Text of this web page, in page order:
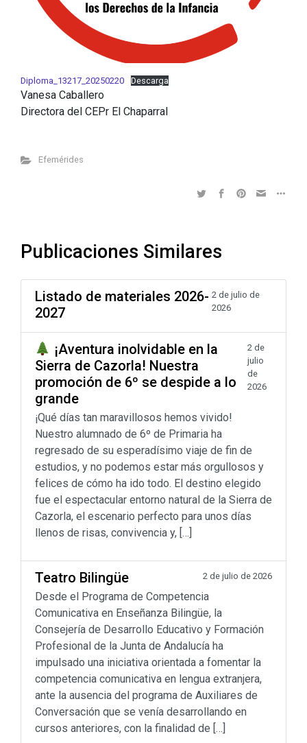
Diploma_13217_20250220 Descarga
Vanesa Caballero
Directora del CEPr El Chaparral
Efemérides
Publicaciones Similares
Listado de materiales 2026-
2027
2 de julio de
2026
¡Aventura inolvidable en la
Sierra de Cazorla! Nuestra
promoción de 6º se despide a lo
grande
2 de
julio
de
2026
¡Qué días tan maravillosos hemos vivido!
Nuestro alumnado de 6º de Primaria ha
regresado de su esperadísimo viaje de fin de
estudios, y no podemos estar más orgullosos y
felices de cómo ha ido todo. El destino elegido
fue el espectacular entorno natural de la Sierra de
Cazorla, el escenario perfecto para unos días
llenos de risas, convivencia y, […]
Teatro Bilingüe 2 de julio de 2026
Desde el Programa de Competencia
Comunicativa en Enseñanza Bilingüe, la
Consejería de Desarrollo Educativo y Formación
Profesional de la Junta de Andalucía ha
impulsado una iniciativa orientada a fomentar la
competencia comunicativa en lengua extranjera,
ante la ausencia del programa de Auxiliares de
Conversación que se venía desarrollando en
cursos anteriores, con la finalidad de […]